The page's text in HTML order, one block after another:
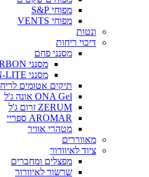
מפוחי S&P
מפוחי VENTS
ונטות
דיכוי ריחות
מסנני פחם
מסנני MAX CARBON
מסנני CAN-LITE
תיקים אטומים לריח
ONA Gel אונה ג'ל
ZERUM זרום ג'ל
AROMAR ספריי
מטהרי אוויר
מאווררים
ציוד לאיוורור
מפצלים ומחברים
שרשור לאיוורור